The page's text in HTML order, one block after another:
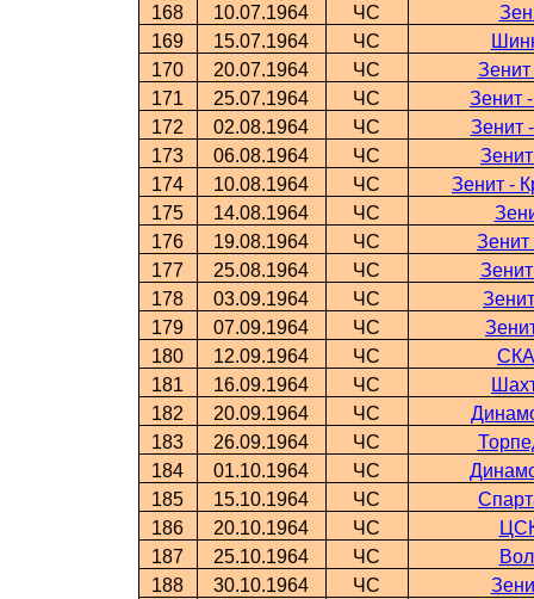
168
10.07.1964 ЧС
169
15.07.1964 ЧС
170
20.07.1964 ЧС
171
25.07.1964 ЧС
Зенит
172
02.08.1964 ЧС
Зенит
173
06.08.1964 ЧС
174
10.08.1964 ЧС
Зенит -
175
14.08.1964 ЧС
176
19.08.1964 ЧС
177
25.08.1964 ЧС
178
03.09.1964 ЧС
179
07.09.1964 ЧС
180
12.09.1964 ЧС
181
16.09.1964 ЧС
182
20.09.1964 ЧС
183
26.09.1964 ЧС
184
01.10.1964 ЧС
185
15.10.1964 ЧС
186
20.10.1964 ЧС
187
25.10.1964 ЧС
188
30.10.1964 ЧС